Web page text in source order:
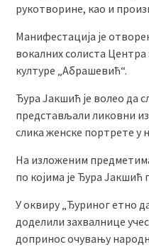
рукотворине, као и
Манифестација је
вокалних солиста
културе „Абрашевић“.
Ђура Јакшић је волео да
представљали ликовни
слика женске портрете у
На изложеним
по којима је Ђура
У оквиру „Ђуриног етно
доделили захвалнице
допринос очувању